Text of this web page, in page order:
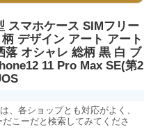
スマホケース SIMフリー
デザイン アート アート
落 オシャレ 総柄 黒 白 ブ
11 Pro Max SE(第2
、各ショップとも対応がよく、
こーだと検索してみてくださ